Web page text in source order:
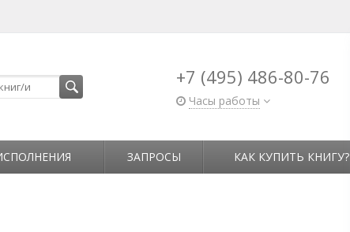
+7 (495) 486-80-76
Часы работы
ЗАПРОСЫ КАК КУПИТЬ КНИГУ?